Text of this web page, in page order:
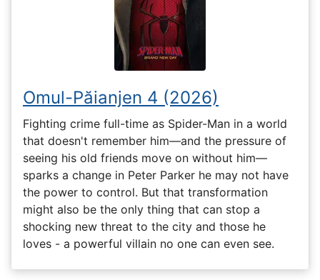
Omul-Păianjen 4 (2026)
Fighting crime full-time as Spider-Man in a world
that doesn't remember him—and the pressure of
seeing his old friends move on without him—
sparks a change in Peter Parker he may not have
the power to control. But that transformation
might also be the only thing that can stop a
shocking new threat to the city and those he
loves - a powerful villain no one can even see.